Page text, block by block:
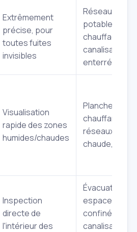
Extrêmement
précise, pour
toutes fuites
invisibles
Réseaux d'eau
potable,
chauffage,
canalisations
enterrées
Visualisation
rapide des zones
humides/chaudes
Planchers
chauffants,
réseaux d'eau
chaude, murs
Inspection
directe de
l'intérieur des
Évacuations,
espaces
confinés,
canalisations